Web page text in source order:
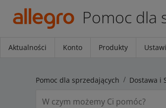
Pomoc dla
Aktualności Konto Produkty
Pomoc dla sprzedających Dostawa i